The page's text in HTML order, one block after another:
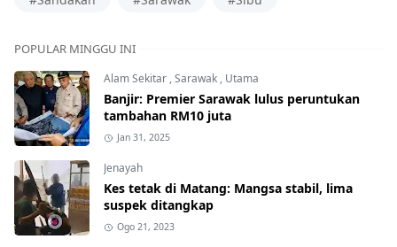
POPULAR MINGGU INI
Alam Sekitar,Sarawak, Utama
Banjir: Premier Sarawak lulus peruntukan
tambahan RM10 juta
Jan 31, 2025
Jenayah
Kes tetak di Matang: Mangsa stabil, lima
suspek ditangkap
Ogo 21, 2023